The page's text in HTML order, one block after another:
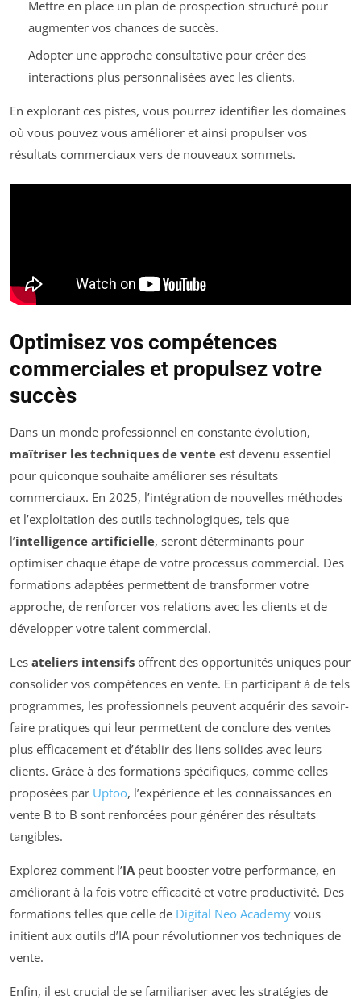
Mettre en place un plan de prospection structuré pour
augmenter vos chances de succès.
Adopter une approche consultative pour créer des
interactions plus personnalisées avec les clients.
En explorant ces pistes, vous pourrez identifier les domaines
où vous pouvez vous améliorer et ainsi propulser vos
résultats commerciaux vers de nouveaux sommets.
Optimisez vos compétences
commerciales et propulsez votre
succès
Dans un monde professionnel en constante évolution,
maîtriser les techniques de vente est devenu essentiel
pour quiconque souhaite améliorer ses résultats
commerciaux. En 2025, l’intégration de nouvelles méthodes
et l’exploitation des outils technologiques, tels que
l’intelligence artificielle, seront déterminants pour
optimiser chaque étape de votre processus commercial. Des
formations adaptées permettent de transformer votre
approche, de renforcer vos relations avec les clients et de
développer votre talent commercial.
Les ateliers intensifs offrent des opportunités uniques pour
consolider vos compétences en vente. En participant à de tels
programmes, les professionnels peuvent acquérir des savoir-
faire pratiques qui leur permettent de conclure des ventes
plus efficacement et d’établir des liens solides avec leurs
clients. Grâce à des formations spécifiques, comme celles
proposées par Uptoo, l’expérience et les connaissances en
vente B to B sont renforcées pour générer des résultats
tangibles.
Explorez comment l’IA peut booster votre performance, en
améliorant à la fois votre efficacité et votre productivité. Des
formations telles que celle de Digital Neo Academy vous
initient aux outils d’IA pour révolutionner vos techniques de
vente.
Enfin, il est crucial de se familiariser avec les stratégies de